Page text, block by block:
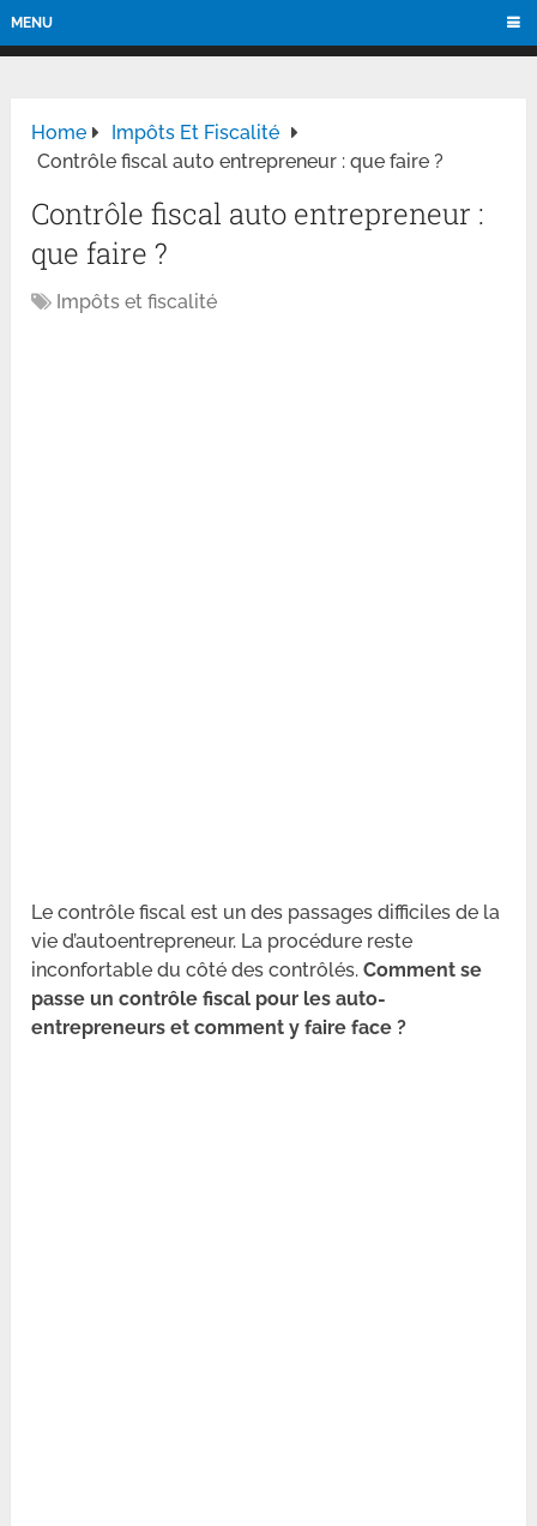
MENU
Home
Impôts Et Fiscalité
Contrôle fiscal auto entrepreneur : que faire ?
Contrôle fiscal auto entrepreneur :
que faire ?
Impôts et fiscalité
Le contrôle fiscal est un des passages difficiles de la
vie d’autoentrepreneur. La procédure reste
inconfortable du côté des contrôlés.Comment se
passe un contrôle fiscal pour les auto-
entrepreneurs et comment y faire face ?